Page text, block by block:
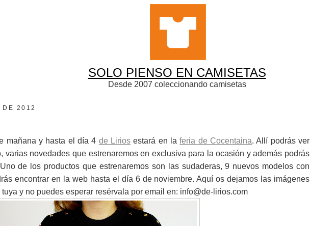
SOLO PIENSO EN CAMISETAS
Desde 2007 coleccionando camisetas
DE 2012
mañana y hasta el día 4 de Lirios estará en laferia de Cocentaina. Allí podrás ver
varias novedades que estrenaremos en exclusiva para la ocasión y además podrás
de los productos que estrenaremos son las sudaderas, 9 nuevos modelos con
encontrar en la web hasta el día 6 de noviembre. Aquí os dejamos las imágenes
y no puedes esperar resérvala por email en: info@de-lirios.com